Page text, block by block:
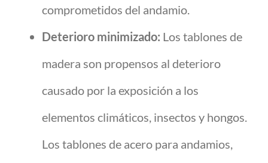
comprometidos del andamio.
Deterioro minimizado: Los tablones de
madera son propensos al deterioro
causado por la exposición a los
elementos climáticos, insectos y hongos.
Los tablones de acero para andamios,